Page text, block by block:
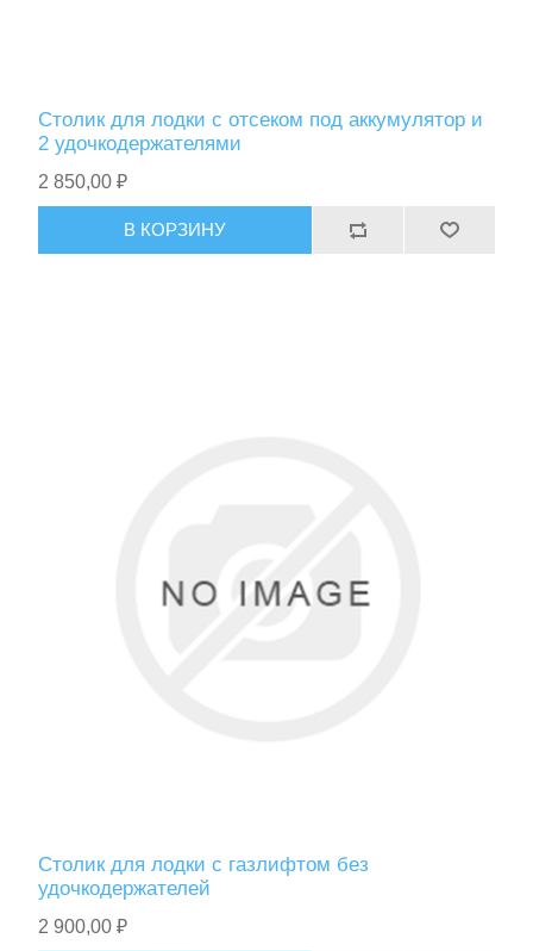
Столик для лодки с отсеком под аккумулятор и
2 удочкодержателями
2 850,00 ₽
В КОРЗИНУ
Столик для лодки с газлифтом без
удочкодержателей
2 900,00 ₽